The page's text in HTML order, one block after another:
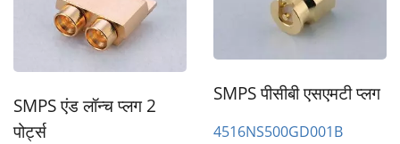
SMPS एंड लॉन्च प्लग 2
पोर्ट्स
SMPS पीसीबी एसएमटी प्लग
4516NS500GD001B